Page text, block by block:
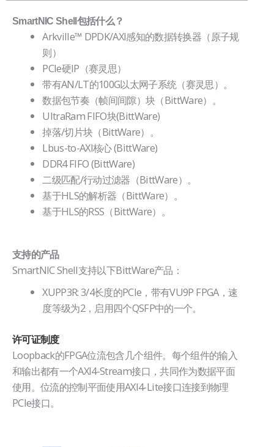
SmartNIC Shell包括什么？
Arkville™ DPDK/AXI感知的数据转换器（原子规
则）
PCIe硬IP（赛灵思）
带有AN/LT的100G以太网子系统（赛灵思）。
数据包节奏（帧间间隙）块（BittWare）。
UltraRam FIFO块(BittWare)
掉落/切片块（BittWare）。
Lbus-to-AXI核心 (BittWare)
DDR4 FIFO (BittWare)
二级匹配/行动过滤器（BittWare）。
基于HLS的解析器（BittWare）。
基于HLS的RSS（BittWare）。
支持的产品
SmartNIC Shell支持以下BittWare产品：
XUPP3R: 3/4长度的PCIe，带有VU9P FPGA，速
度等级为2，启用四个QSFP中的一个。
许可证制度
Loopback的FPGA位流包含几个组件。每个组件的输入
和输出都有一个AXI4-Stream接口，共同作为数据平面
使用。位流的控制平面使用AXI4-Lite接口连接到物理
PCIe接口。